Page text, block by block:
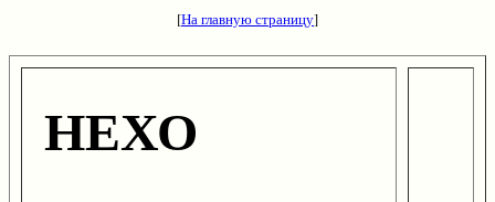
[На главную страницу]
НЕХО